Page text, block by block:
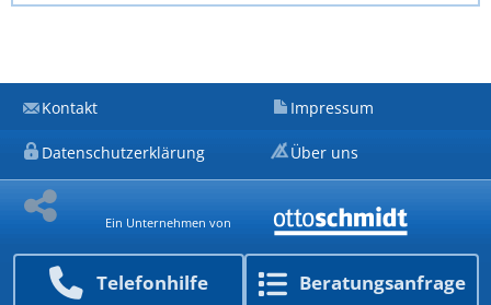
Telefon­hilfe Beratungs­anfrage
Kontakt Impressum
Datenschutzerklärung Über uns
Ein Unternehmen von